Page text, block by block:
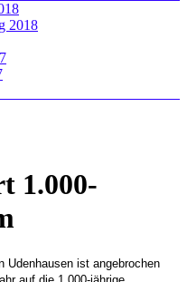
2018
1.000-
Udenhausen ist angebrochen